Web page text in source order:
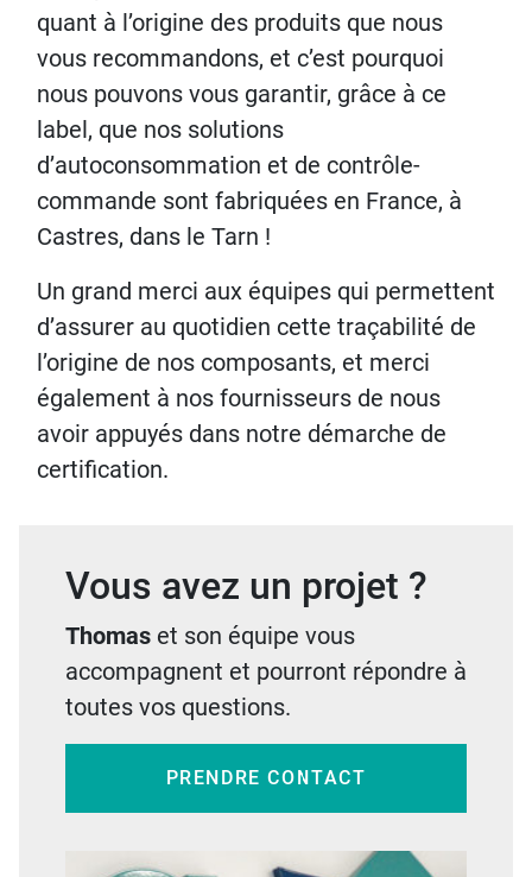
quant à l’origine des produits que nous
vous recommandons, et c’est pourquoi
nous pouvons vous garantir, grâce à ce
label, que nos solutions
d’autoconsommation et de contrôle-
commande sont fabriquées en France, à
Castres, dans le Tarn !
Un grand merci aux équipes qui permettent
d’assurer au quotidien cette traçabilité de
l’origine de nos composants, et merci
également à nos fournisseurs de nous
avoir appuyés dans notre démarche de
certification.
Vous avez un projet ?
Thomas et son équipe vous
accompagnent et pourront répondre à
toutes vos questions.
PRENDRE CONTACT